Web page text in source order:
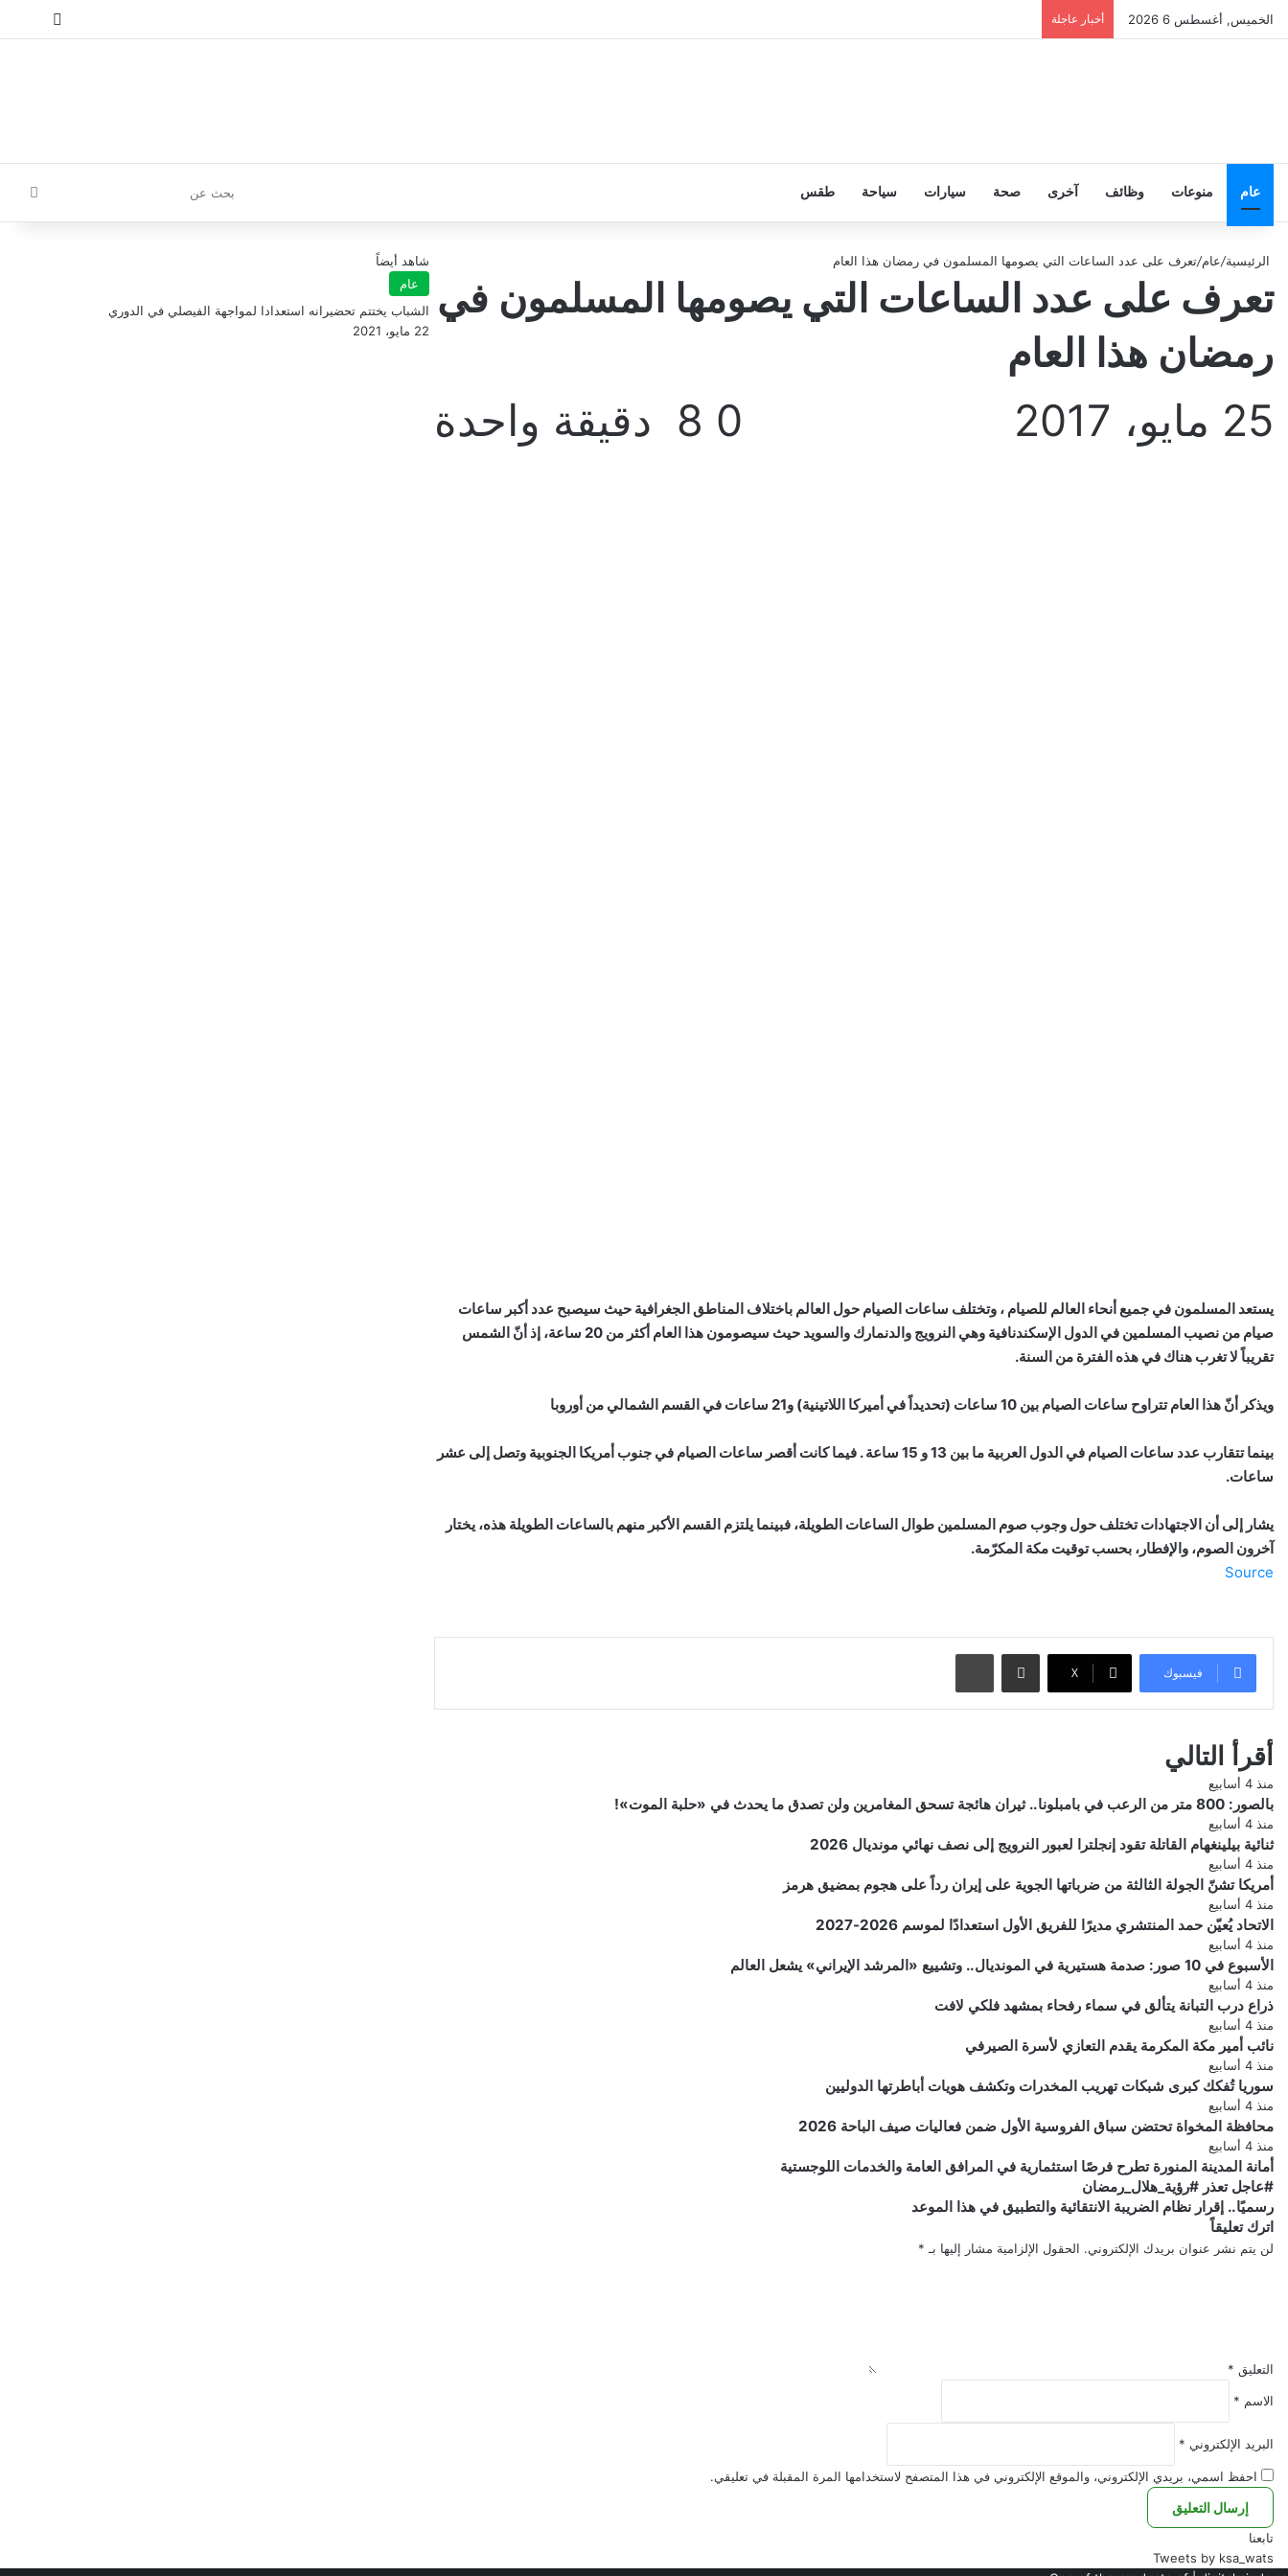
الخميس, أغسطس 6 2026 أخبار عاجلة تسجيل
عام منوعات وظائف آخرى صحة سيارات سياحة طقس
عن
الرئيسية/عام/تعرف على عدد الساعات التي يصومها المسلمون في رمضان هذا العام
تعرف على عدد الساعات التي يصومها المسلمون في
رمضان هذا العام
25 مايو، 2017 0 دقيقة واحدة
يستعد المسلمون في جميع أنحاء العالم للصيام ، وتختلف ساعات الصيام حول العالم باختلاف المناطق الجغرافية حيث سيصبح عدد أكبر ساعات
صيام من نصيب المسلمين في الدول الإسكندنافية وهي النرويج والدنمارك والسويد حيث سيصومون هذا العام أكثر من 20 ساعة، إذ أنّ الشمس
تقريباً لا تغرب هناك في هذه الفترة من السنة.
ويذكر أنّ هذا العام تتراوح ساعات الصيام بين 10 ساعات (تحديداً في أميركا اللاتينية) و21 ساعات في القسم الشمالي من أوروبا
بينما تتقارب عدد ساعات الصيام في الدول العربية ما بين 13 و 15 ساعة . فيما كانت أقصر ساعات الصيام في جنوب أمريكا الجنوبية وتصل إلى عشر
ساعات.
يشار إلى أن الاجتهادات تختلف حول وجوب صوم المسلمين طوال الساعات الطويلة، فبينما يلتزم القسم الأكبر منهم بالساعات الطويلة هذه، يختار
آخرون الصوم، والإفطار، بحسب توقيت مكة المكرّمة.
Source
فيسبوك ‫X
مشاركة عبر البريد طباعة
أقرأ التالي
منذ 4 أسابيع
بالصور: 800 متر من الرعب في بامبلونا.. ثيران هائجة تسحق المغامرين ولن تصدق ما يحدث في «حلبة الموت»!
منذ 4 أسابيع
ثنائية بيلينغهام القاتلة تقود إنجلترا لعبور النرويج إلى نصف نهائي مونديال 2026
منذ 4 أسابيع
أمريكا تشنّ الجولة الثالثة من ضرباتها الجوية على إيران رداً على هجوم بمضيق هرمز
منذ 4 أسابيع
الاتحاد يُعيّن حمد المنتشري مديرًا للفريق الأول استعدادًا لموسم 2026-2027
منذ 4 أسابيع
الأسبوع في 10 صور: صدمة هستيرية في المونديال.. وتشييع «المرشد الإيراني» يشعل العالم
منذ 4 أسابيع
ذراع درب التبانة يتألق في سماء رفحاء بمشهد فلكي لافت
منذ 4 أسابيع
نائب أمير مكة المكرمة يقدم التعازي لأسرة الصيرفي
منذ 4 أسابيع
سوريا تُفكك كبرى شبكات تهريب المخدرات وتكشف هويات أباطرتها الدوليين
منذ 4 أسابيع
محافظة المخواة تحتضن سباق الفروسية الأول ضمن فعاليات صيف الباحة 2026
منذ 4 أسابيع
أمانة المدينة المنورة تطرح فرصًا استثمارية في المرافق العامة والخدمات اللوجستية
#عاجل
تعذر
#رؤية_هلال_رمضان
#عاجل تعذر #رؤية_هلال_رمضان
رسميًا..
إقرار
نظام
الموعد
رسميًا.. إقرار نظام الضريبة الانتقائية والتطبيق في هذا الموعد
اترك تعليقاً
لن يتم نشر عنوان بريدك الإلكتروني. الحقول الإلزامية مشار إليها بـ *
التعليق *
الاسم *
البريد الإلكتروني *
احفظ اسمي، بريدي الإلكتروني، والموقع الإلكتروني في هذا المتصفح لاستخدامها المرة المقبلة في تعليقي.
شاهد أيضاً
عام
الشباب يختتم تحضيرانه استعدادا لمواجهة الفيصلي في الدوري
22 مايو، 2021
تابعنا
Tweets by ksa_wats